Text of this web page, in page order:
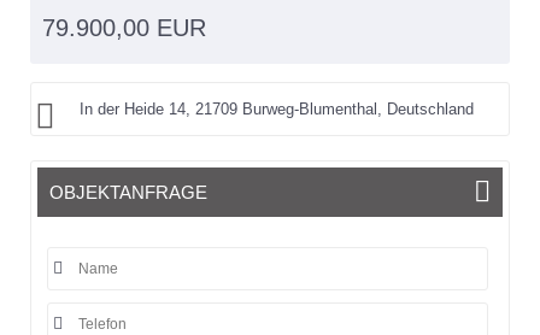
79.900,00 EUR
In der Heide 14, 21709 Burweg-Blumenthal, Deutschland
OBJEKTANFRAGE